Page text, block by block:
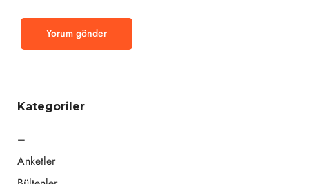
Kategoriler
–
Anketler